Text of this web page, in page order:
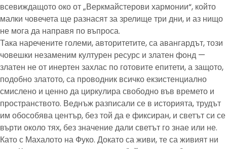
всевиждащото око от „Веркмайстерови хармонии“, който
малки човечета ще разнасят за зрелище три дни, и аз нищо
не мога да направя по въпроса.
Така наречените големи, авторитетите, са авангардът, този
човешки незаменим културен ресурс и златен фонд —
златен не от инертен захлас по готовите епитети, а защото,
подобно златото, са проводник всичко екзистенциално
смислено и ценно да циркулира свободно във времето и
пространството. Веднъж разписали се в историята, трудът
им обособява център, без той да е фиксиран, и светът си се
върти около тях, без значение дали светът го знае или не.
Като с Махалото на Фуко. Докато са живи, те са живият ни